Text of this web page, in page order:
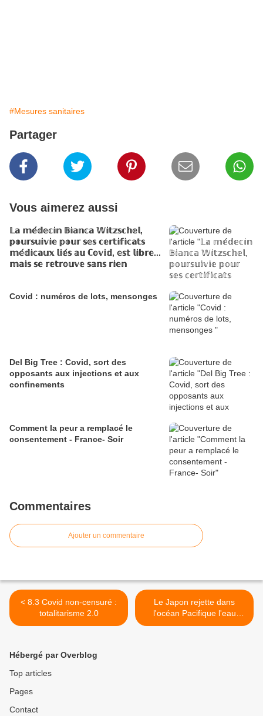
#Mesures sanitaires
Partager
Vous aimerez aussi
𝕃𝕒 𝕞𝕖́𝕕𝕖𝕔𝕚𝕟 𝔹𝕚𝕒𝕟𝕔𝕒 𝕎𝕚𝕥𝕫𝕤𝕔𝕙𝕖𝕝,
𝕡𝕠𝕦𝕣𝕤𝕦𝕚𝕧𝕚𝕖 𝕡𝕠𝕦𝕣 𝕤𝕖𝕤 𝕔𝕖𝕣𝕥𝕚𝕗𝕚𝕔𝕒𝕥𝕤
𝕞𝕖́𝕕𝕚𝕔𝕒𝕦𝕩 𝕝𝕚𝕖́𝕤 𝕒𝕦 ℂ𝕠𝕧𝕚𝕕, 𝕖𝕤𝕥 𝕝𝕚𝕓𝕣𝕖...
𝕞𝕒𝕚𝕤 𝕤𝕖 𝕣𝕖𝕥𝕣𝕠𝕦𝕧𝕖 𝕤𝕒𝕟𝕤 𝕣𝕚𝕖𝕟
Covid : numéros de lots, mensonges
Del Big Tree : Covid, sort des
opposants aux injections et aux
confinements
Comment la peur a remplacé le
consentement - France- Soir
Commentaires
Ajouter un commentaire
< 8.3 Covid non-censuré :
totalitarisme 2.0
Le Japon rejette dans
l'océan Pacifique l'eau
contaminée de Fukushima
Hébergé par Overblog
Top articles
Pages
Contact